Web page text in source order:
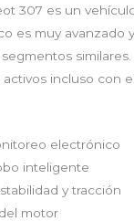
307 es un
es muy avanzado
incluso con
electrónico
inteligente
y tracción
motor